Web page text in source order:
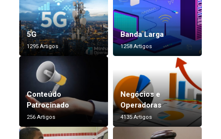
5G
1295 Artigos
Banda Larga
1258 Artigos
Conteúdo
Patrocinado
256 Artigos
Negócios e
Operadoras
4135 Artigos